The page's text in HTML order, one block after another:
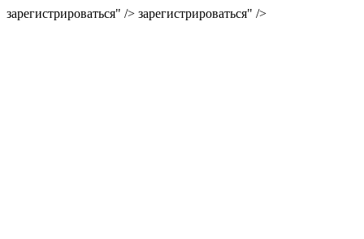
зарегистрироваться" /> зарегистрироваться" />